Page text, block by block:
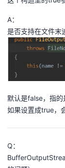
A：
是否支持在文件末
默认是false，指的
如果设置成true，
Q：